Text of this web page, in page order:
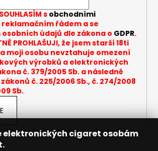
elektronických cigaret osobám
s obchodními
reklamačním řádem a se
údajů dle zákona o GDPR.
PROHLAŠUJI, že jsem starší 18ti
moji osobu nevztahuje omezení
výrobků a elektronických
č. 379/2005 Sb. a následně
č. 225/2006 Sb., č. 274/2008
Sb.